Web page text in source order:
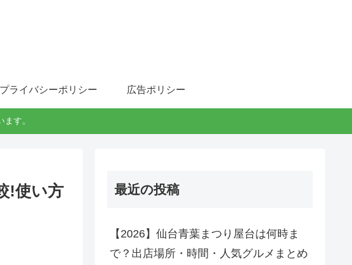
プライバシーポリシー 広告ポリシー
す。
!使い方
最近の投稿
【2026】仙台青葉まつり屋台は何時ま
で？出店場所・時間・人気グルメまとめ